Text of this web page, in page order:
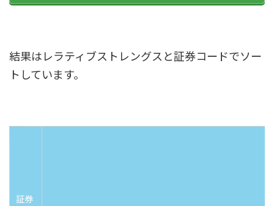
結果はレラティブストレングスと証券コードでソー
トしています。
証券